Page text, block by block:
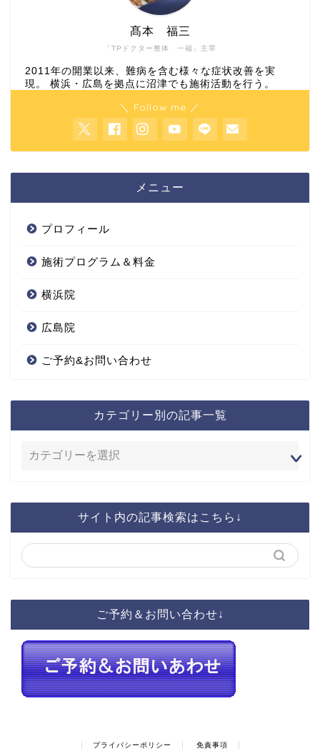
「TPドクター整体 一福」主宰
髙本 福三
2011年の開業以来、難病を含む様々な症状改善を実
現。 横浜・広島を拠点に沼津でも施術活動を行う。
＼ Follow me ／
メニュー
プロフィール
施術プログラム＆料金
横浜院
広島院
ご予約&お問い合わせ
カテゴリー別の記事一覧
サイト内の記事検索はこちら↓
ご予約＆お問い合わせ↓
プライバシーポリシー 免責事項